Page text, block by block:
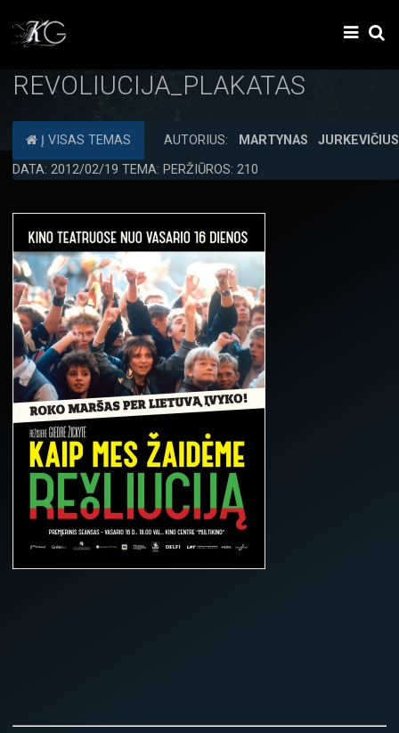
REVOLIUCIJA_PLAKATAS
Į VISAS TEMAS AUTORIUS:
MARTYNAS JURKEVIČIUS
DATA: 2012/02/19 TEMA: PERŽIŪROS: 210